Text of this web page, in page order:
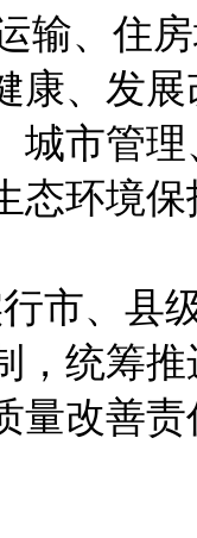
输、住
康、发
城市管
态环境
市、县
，统筹
量改善